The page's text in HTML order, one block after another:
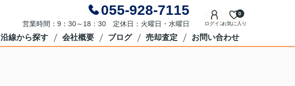
055-928-7115
営業時間：9：30～18：30 定休日：火曜日・水曜日 ログインお気に入り
0
沿線から探す 会社概要 ブログ 売却査定 お問い合わせ